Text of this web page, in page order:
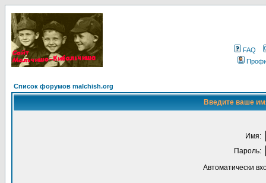
FAQ
Список форумов malchish.org
Введите ваше
Имя:
Пароль:
Автоматически